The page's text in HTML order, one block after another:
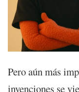
Pero aún más
invenciones se